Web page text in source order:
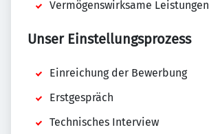
Vermögenswirksame Leistungen
Unser Einstellungsprozess
Einreichung der Bewerbung
Erstgespräch
Technisches Interview